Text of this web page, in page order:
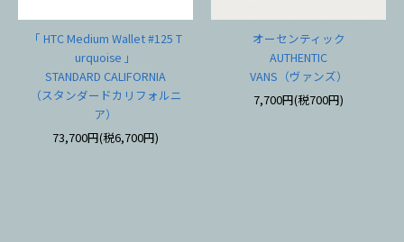
「 HTC Medium Wallet #125 T
urquoise 」
STANDARD CALIFORNIA
（スタンダードカリフォルニ
ア）
73,700円(税6,700円)
オーセンティック
AUTHENTIC
VANS（ヴァンズ）
7,700円(税700円)